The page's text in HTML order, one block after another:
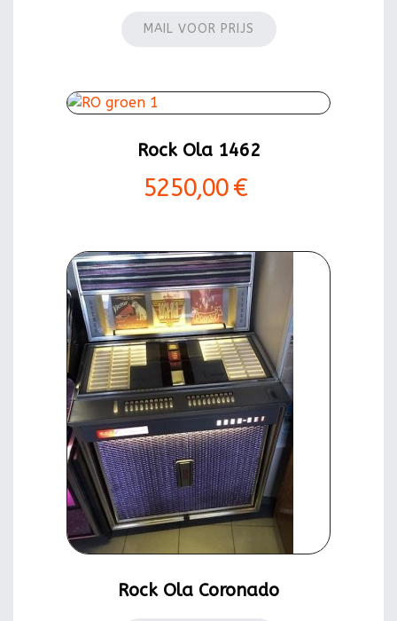
MAIL VOOR PRIJS
Rock Ola 1462
5250,00 €
Rock Ola Coronado